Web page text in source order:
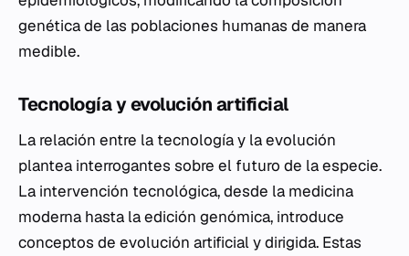
genética de las poblaciones humanas de manera
medible.
Tecnología y evolución artificial
La relación entre la tecnología y la evolución
plantea interrogantes sobre el futuro de la especie.
La intervención tecnológica, desde la medicina
moderna hasta la edición genómica, introduce
conceptos de evolución artificial y dirigida. Estas